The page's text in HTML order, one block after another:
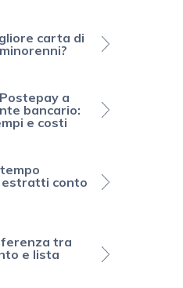
carta di
a
bancario:
e costi
conto
tra
e lista